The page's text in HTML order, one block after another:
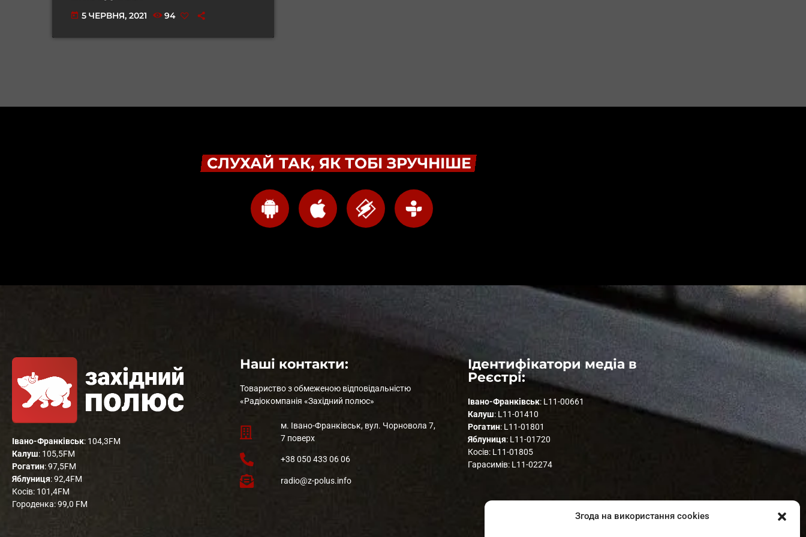
Згода на використання cookies
today 5 ЧЕРВНЯ, 2021 94
СЛУХАЙ ТАК, ЯК ТОБІ ЗРУЧНІШЕ
Івано-Франківськ: 104,3FM
Калуш: 105,5FM
Рогатин: 97,5FM
Яблуниця: 92,4FM
Косів: 101,4FM
Городенка: 99,0 FM
Наші контакти:
Товариство з обмеженою відповідальністю
«Радіокомпанія «Західний полюс»
м. Івано-Франківськ, вул. Чорновола 7,
7 поверх
+38 050 433 06 06
radio@z-polus.info
Ідентифікатори медіа в
Реєстрі:
Івано-Франківськ: L11-00661
Калуш: L11-01410
Рогатин: L11-01801
Яблуниця: L11-01720
Косів: L11-01805
Гарасимів: L11-02274